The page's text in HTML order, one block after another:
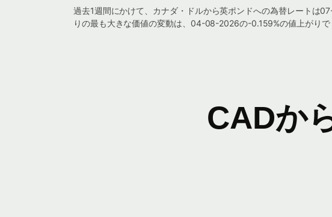
過去1週間にかけて、カナダ・ドルから英ポンドへの為替レート
りの最も大きな価値の変動は、04-08-2026の-0.159%の値上がりで
CADか